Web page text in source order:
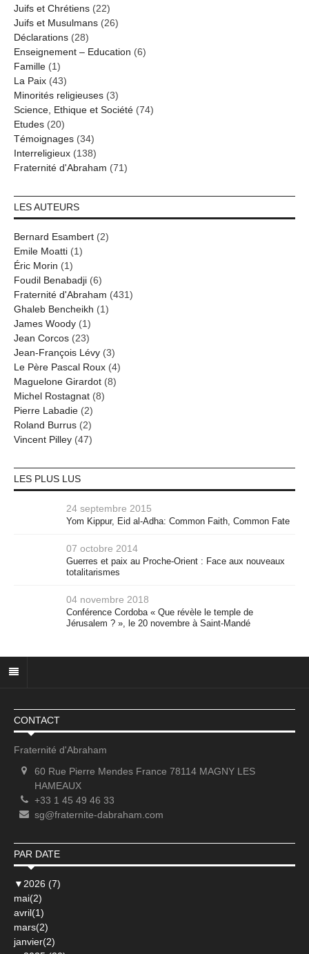
Juifs et Chrétiens (22)
Juifs et Musulmans (26)
Déclarations (28)
Enseignement – Education (6)
Famille (1)
La Paix (43)
Minorités religieuses (3)
Science, Ethique et Société (74)
Etudes (20)
Témoignages (34)
Interreligieux (138)
Fraternité d'Abraham (71)
LES AUTEURS
Bernard Esambert (2)
Emile Moatti (1)
Éric Morin (1)
Foudil Benabadji (6)
Fraternité d'Abraham (431)
Ghaleb Bencheikh (1)
James Woody (1)
Jean Corcos (23)
Jean-François Lévy (3)
Le Père Pascal Roux (4)
Maguelone Girardot (8)
Michel Rostagnat (8)
Pierre Labadie (2)
Roland Burrus (2)
Vincent Pilley (47)
LES PLUS LUS
24 septembre 2015
Yom Kippur, Eid al-Adha: Common Faith, Common Fate
07 octobre 2014
Guerres et paix au Proche-Orient : Face aux nouveaux
totalitarismes
04 novembre 2018
Conférence Cordoba « Que révèle le temple de
Jérusalem ? », le 20 novembre à Saint-Mandé
CONTACT
Fraternité d'Abraham
60 Rue Pierre Mendes France 78114 MAGNY LES
HAMEAUX
+33 1 45 49 46 33
sg@fraternite-dabraham.com
PAR DATE
▼ 2026 (7)
mai(2)
avril(1)
mars(2)
janvier(2)